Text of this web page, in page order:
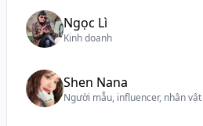
Ngọc Lì
Kinh doanh
Shen Nana
Người mẫu, influencer, nhân